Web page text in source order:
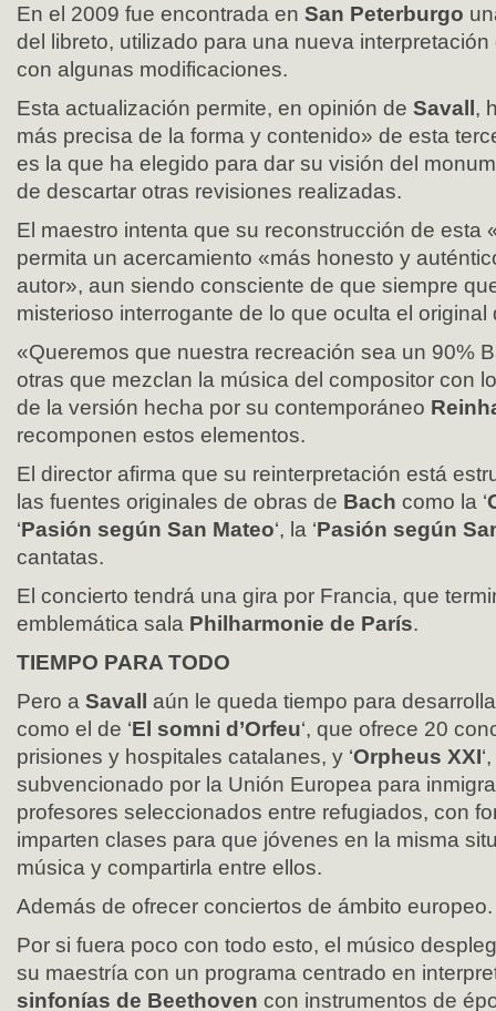
En el 2009 fue encontrada en San Peterburgo
del libreto, utilizado para una nueva
con algunas modificaciones.
Esta actualización permite, en opinión de Savall ,
más precisa de la forma y contenido» de esta
es la que ha elegido para dar su visión del
de descartar otras revisiones realizadas.
El maestro intenta que su reconstrucción de esta
permita un acercamiento «más honesto y
autor», aun siendo consciente de que siempre
misterioso interrogante de lo que oculta el original
«Queremos que nuestra recreación sea un 90%
otras que mezclan la música del compositor con
de la versión hecha por su contemporáneo
recomponen estos elementos.
El director afirma que su reinterpretación está
las fuentes originales de obras de Bach como la ‘
‘Pasión según San Mateo‘, la ‘Pasión según
cantatas.
El concierto tendrá una gira por Francia, que
emblemática sala Philharmonie de París.
TIEMPO PARA TODO
Pero a Savall aún le queda tiempo para
como el de ‘El somni d’Orfeu‘, que ofrece 20
prisiones y hospitales catalanes, y ‘Orpheus XXI
subvencionado por la Unión Europea para
profesores seleccionados entre refugiados, con
imparten clases para que jóvenes en la misma
música y compartirla entre ellos.
Además de ofrecer conciertos de ámbito europeo.
Por si fuera poco con todo esto, el músico
su maestría con un programa centrado en
sinfonías de Beethoven con instrumentos de